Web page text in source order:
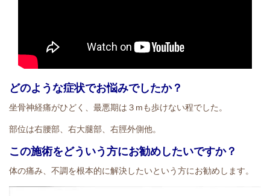
どのような症状でお悩みでしたか？
坐骨神経痛がひどく、最悪期は３mも歩けない程でした。
部位は右腰部、右大腿部、右脛外側他。
この施術をどういう方にお勧めしたいですか？
体の痛み、不調を根本的に解決したいという方にお勧めします。